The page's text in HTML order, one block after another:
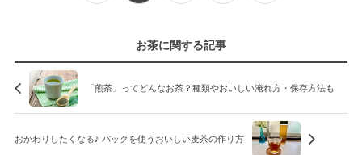
お茶に関する記事
「煎茶」ってどんなお茶？種類やおいしい淹れ方・保存方法も
おかわりしたくなる♪ パックを使うおいしい麦茶の作り方